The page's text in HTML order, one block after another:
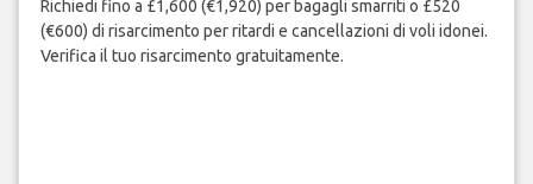
Richiedi fino a £1,600 (€1,920) per bagagli smarriti o £520
(€600) di risarcimento per ritardi e cancellazioni di voli idonei.
Verifica il tuo risarcimento gratuitamente.